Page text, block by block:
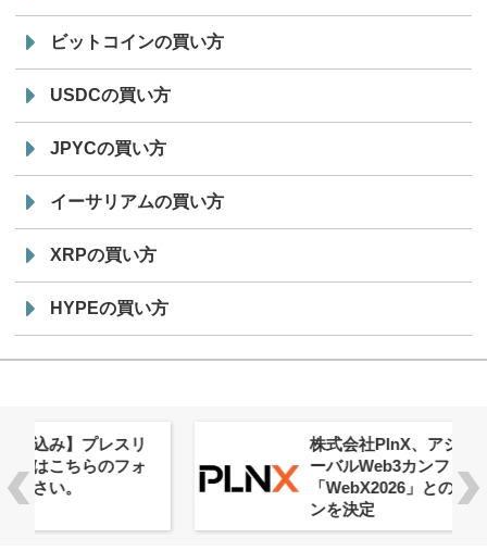
ビットコインの買い方
USDCの買い方
JPYCの買い方
イーサリアムの買い方
XRPの買い方
HYPEの買い方
株式会社PlnX、アジア最大級のグロ
ーバルWeb3カンファレンス
「WebX2026」とのコラボレーショ